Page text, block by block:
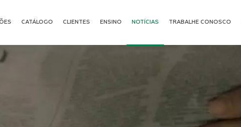
CATÁLOGO CLIENTES ENSINO NOTÍCIAS TRABALHE CONOSCO